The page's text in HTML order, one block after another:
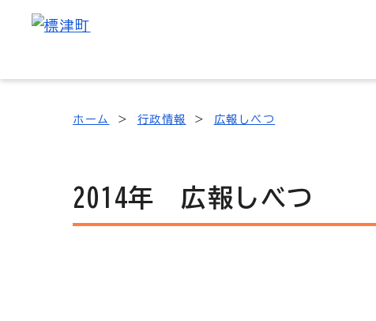
ホーム 行政情報 広報しべつ
2014年 広報しべつ